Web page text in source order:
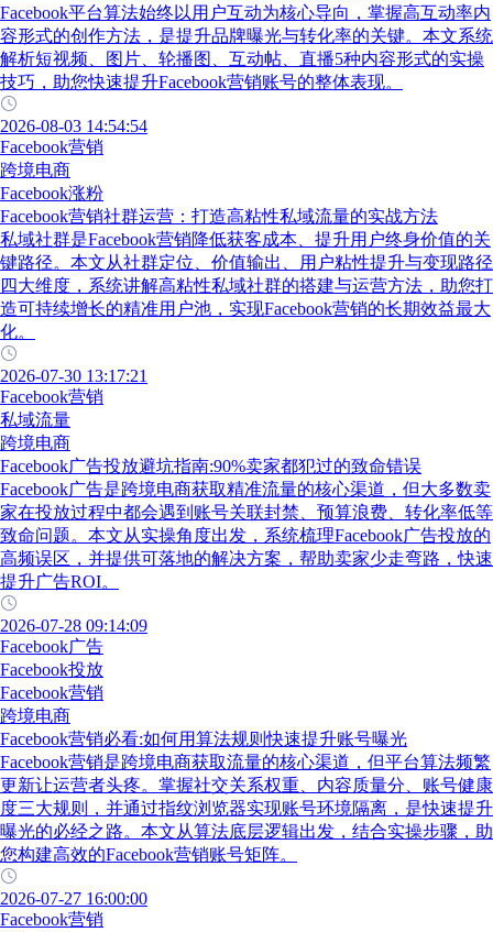
Facebook平台算法始终以用户互动为核心导向，掌握高互动率内
容形式的创作方法，是提升品牌曝光与转化率的关键。本文系统
解析短视频、图片、轮播图、互动帖、直播5种内容形式的实操
技巧，助您快速提升Facebook营销账号的整体表现。
2026-08-03 14:54:54
Facebook营销
跨境电商
Facebook涨粉
Facebook营销社群运营：打造高粘性私域流量的实战方法
私域社群是Facebook营销降低获客成本、提升用户终身价值的关
键路径。本文从社群定位、价值输出、用户粘性提升与变现路径
四大维度，系统讲解高粘性私域社群的搭建与运营方法，助您打
造可持续增长的精准用户池，实现Facebook营销的长期效益最大
化。
2026-07-30 13:17:21
Facebook营销
私域流量
跨境电商
Facebook广告投放避坑指南:90%卖家都犯过的致命错误
Facebook广告是跨境电商获取精准流量的核心渠道，但大多数卖
家在投放过程中都会遇到账号关联封禁、预算浪费、转化率低等
致命问题。本文从实操角度出发，系统梳理Facebook广告投放的
高频误区，并提供可落地的解决方案，帮助卖家少走弯路，快速
提升广告ROI。
2026-07-28 09:14:09
Facebook广告
Facebook投放
Facebook营销
跨境电商
Facebook营销必看:如何用算法规则快速提升账号曝光
Facebook营销是跨境电商获取流量的核心渠道，但平台算法频繁
更新让运营者头疼。掌握社交关系权重、内容质量分、账号健康
度三大规则，并通过指纹浏览器实现账号环境隔离，是快速提升
曝光的必经之路。本文从算法底层逻辑出发，结合实操步骤，助
您构建高效的Facebook营销账号矩阵。
2026-07-27 16:00:00
Facebook营销